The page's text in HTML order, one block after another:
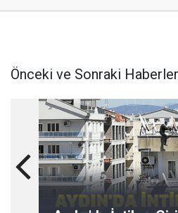
Önceki ve Sonraki Haberler